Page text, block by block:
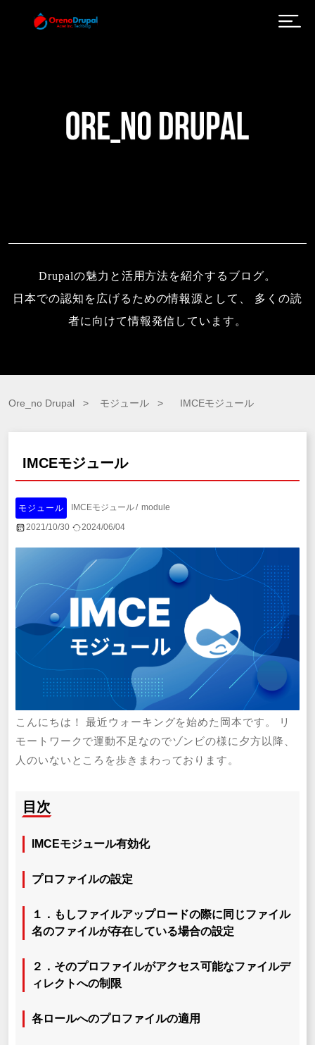
Drupalの魅力と活用方法を紹介するブログ。
日本での認知を広げるための情報源として、 多くの読
者に向けて情報発信しています。
Ore_no Drupal モジュール IMCEモジュール
IMCEモジュール
モジュール IMCEモジュール
module
2021/10/30
2024/06/04
こんにちは！ 最近ウォーキングを始めた岡本です。 リ
モートワークで運動不足なのでゾンビの様に夕方以降、
人のいないところを歩きまわっております。
目次
IMCEモジュール有効化
プロファイルの設定
１．もしファイルアップロードの際に同じファイル
名のファイルが存在している場合の設定
２．そのプロファイルがアクセス可能なファイルデ
ィレクトへの制限
各ロールへのプロファイルの適用